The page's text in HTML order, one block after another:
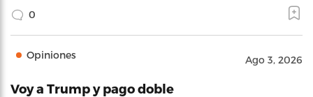
0
Opiniones Ago 3, 2026
Voy a Trump y pago doble